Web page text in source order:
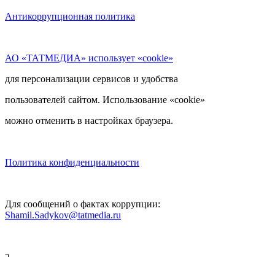
Антикоррупционная политика
АО «ТАТМЕДИА» использует «cookie»
для персонализации сервисов и удобства
пользователей сайтом. Использование «cookie»
можно отменить в настройках браузера.
Политика конфиденциальности
Для сообщений о фактах коррупции:
Shamil.Sadykov@tatmedia.ru